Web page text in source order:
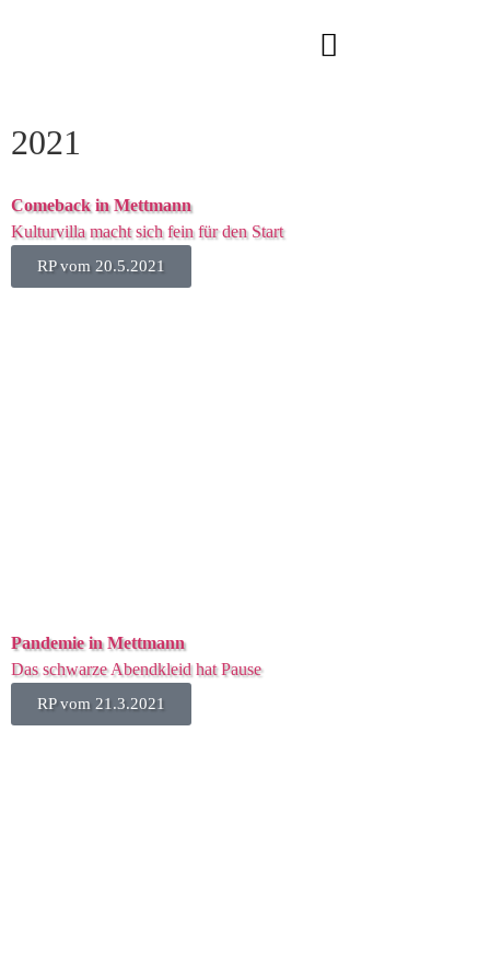
2021
Comeback in Mettmann
Kulturvilla macht sich fein für den Start
RP vom 20.5.2021
Pandemie in Mettmann
Das schwarze Abendkleid hat Pause
RP vom 21.3.2021